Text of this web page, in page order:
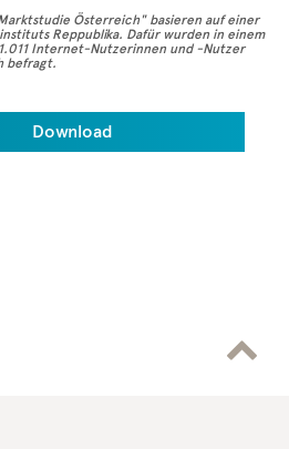
Österreich" basieren auf einer
Reppublika. Dafür wurden in einem
Internet-Nutzerinnen und -Nutzer
befragt.
ausführliche
Download
